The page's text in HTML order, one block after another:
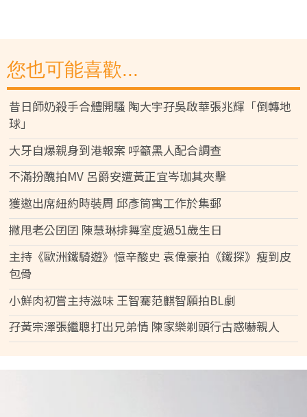
您也可能喜歡...
昔日師奶殺手合體開騷 陶大宇孖吳啟華張兆輝「倒轉地
球」
大牙自爆親身到港報案 呼籲黑人配合調查
不滿扮醜拍MV 呂爵安遭黃正宜岑珈其夾擊
獲邀出席紐約時裝周 邱彥筒寓工作於集郵
撇甩老公囝囝 陳慧琳排舞室度過51歲生日
主持《歐洲鐵騎遊》憶辛酸史 袁偉豪拍《鐵探》瘦到皮
包骨
小鮮肉初嘗主持滋味 王智騫范麒智願拍BL劇
孖黃宗澤張繼聰打出兄弟情 陳家樂剃頭行古惑嚇親人